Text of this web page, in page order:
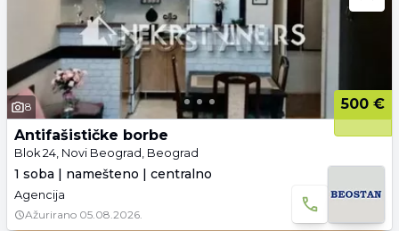
8
500 €
Antifašističke borbe
Blok 24, Novi Beograd, Beograd
1 soba | namešteno | centralno
Agencija
Ažurirano 05.08.2026.